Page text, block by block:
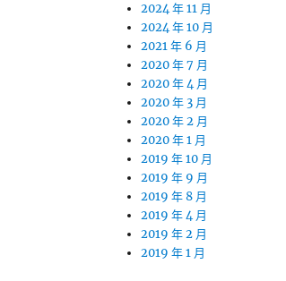
2024 年 11 月
2024 年 10 月
2021 年 6 月
2020 年 7 月
2020 年 4 月
2020 年 3 月
2020 年 2 月
2020 年 1 月
2019 年 10 月
2019 年 9 月
2019 年 8 月
2019 年 4 月
2019 年 2 月
2019 年 1 月